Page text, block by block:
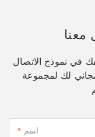
في نموذج الاتصال
لك لمجموعة
اسم